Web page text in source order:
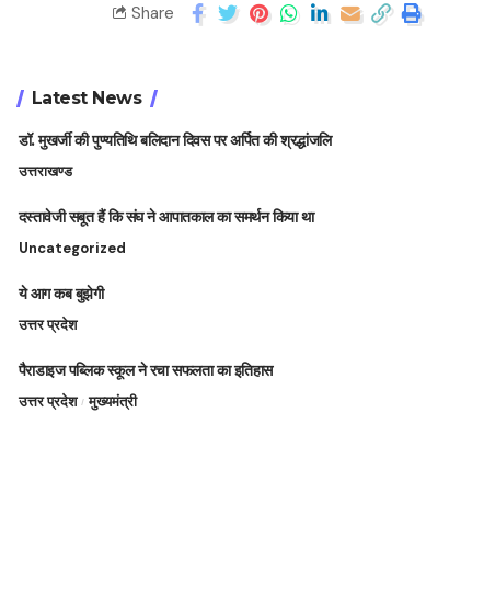
Share
Latest News
डॉ. मुखर्जी की पुण्यतिथि बलिदान दिवस पर अर्पित की श्रद्धांजलि
उत्तराखण्ड
दस्तावेजी सबूत हैं कि संघ ने आपातकाल का समर्थन किया था
Uncategorized
ये आग कब बुझेगी
उत्तर प्रदेश
पैराडाइज पब्लिक स्कूल ने रचा सफलता का इतिहास
उत्तर प्रदेश मुख्यमंत्री